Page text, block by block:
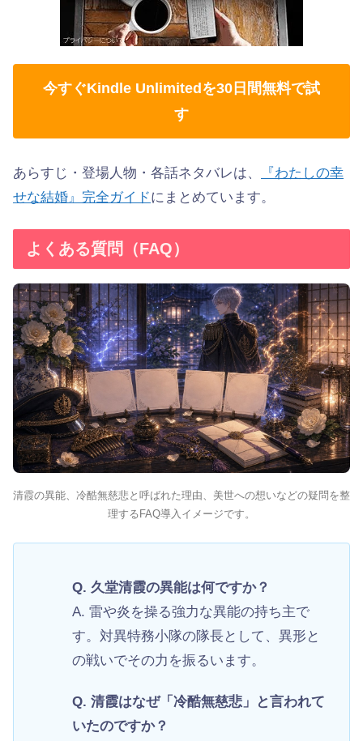
今すぐKindle Unlimitedを30日間無料で試
す
あらすじ・登場人物・各話ネタバレは、
『わたしの幸
せな結婚』完全ガイドにまとめています。
よくある質問（FAQ）
清霞の異能、冷酷無慈悲と呼ばれた理由、美世への想いなどの疑問を整
理するFAQ導入イメージです。
Q. 久堂清霞の異能は何ですか？
A. 雷や炎を操る強力な異能の持ち主で
す。対異特務小隊の隊長として、異形と
の戦いでその力を振るいます。
Q. 清霞はなぜ「冷酷無慈悲」と言われて
いたのですか？